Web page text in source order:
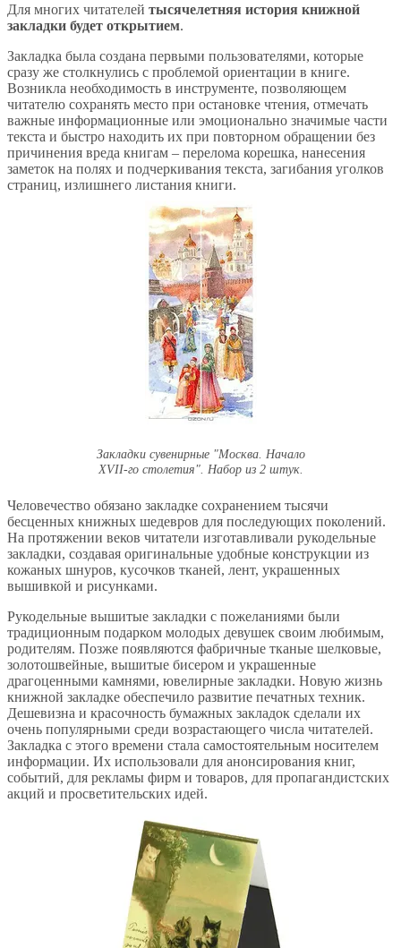
Для многих читателей тысячелетняя история книжной
закладки будет открытием.
Закладка была создана первыми пользователями, которые
сразу же столкнулись с проблемой ориентации в книге.
Возникла необходимость в инструменте, позволяющем
читателю сохранять место при остановке чтения, отмечать
важные информационные или эмоционально значимые части
текста и быстро находить их при повторном обращении без
причинения вреда книгам – перелома корешка, нанесения
заметок на полях и подчеркивания текста, загибания уголков
страниц, излишнего листания книги.
Закладки сувенирные "Москва. Начало
XVII-го столетия". Набор из 2 штук.
Человечество обязано закладке сохранением тысячи
бесценных книжных шедевров для последующих поколений.
На протяжении веков читатели изготавливали рукодельные
закладки, создавая оригинальные удобные конструкции из
кожаных шнуров, кусочков тканей, лент, украшенных
вышивкой и рисунками.
Рукодельные вышитые закладки с пожеланиями были
традиционным подарком молодых девушек своим любимым,
родителям. Позже появляются фабричные тканые шелковые,
золотошвейные, вышитые бисером и украшенные
драгоценными камнями, ювелирные закладки. Новую жизнь
книжной закладке обеспечило развитие печатных техник.
Дешевизна и красочность бумажных закладок сделали их
очень популярными среди возрастающего числа читателей.
Закладка с этого времени стала самостоятельным носителем
информации. Их использовали для анонсирования книг,
событий, для рекламы фирм и товаров, для пропагандистских
акций и просветительских идей.